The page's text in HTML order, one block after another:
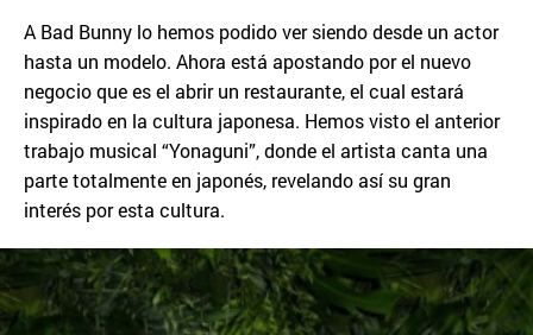
A Bad Bunny lo hemos podido ver siendo desde un actor
hasta un modelo. Ahora está apostando por el nuevo
negocio que es el abrir un restaurante, el cual estará
inspirado en la cultura japonesa. Hemos visto el anterior
trabajo musical “Yonaguni”, donde el artista canta una
parte totalmente en japonés, revelando así su gran
interés por esta cultura.